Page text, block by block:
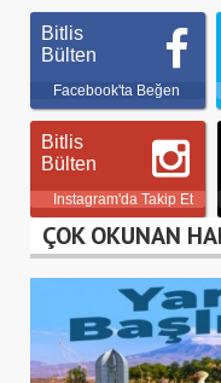
Bitlis
Bülten
Facebook'ta Beğen
Bitlis
Bülten
Instagram'da Takip Et
ÇOK OKUNAN